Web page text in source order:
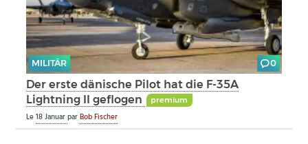
MILITÄR 0
Der erste dänische Pilot hat die F-35A
Lightning II geflogen
premium
Le18 JanuarparBob Fischer